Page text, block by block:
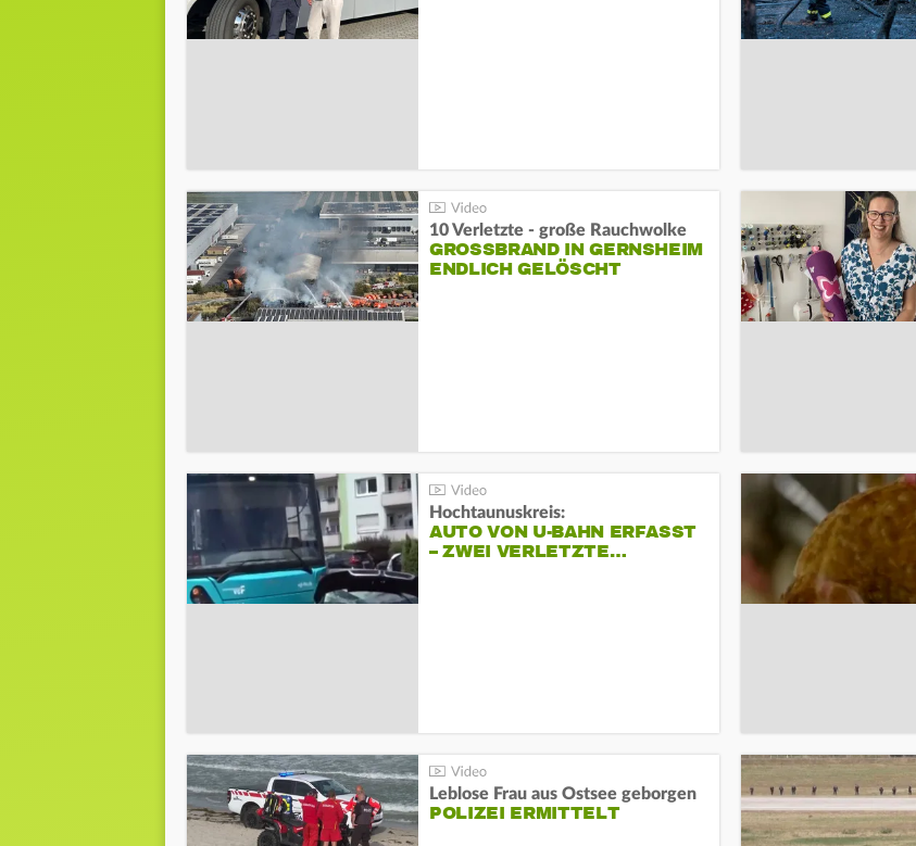
10 Verletzte - große Rauchwolke
GROSSBRAND IN GERNSHEIM E
NDLICH GELÖSCHT
Hochtaunuskreis:
AUTO VON U-BAHN ERFASST
– ZWEI VERLETZTE…
Leblose Frau aus Ostsee geborgen
POLIZEI ERMITTELT